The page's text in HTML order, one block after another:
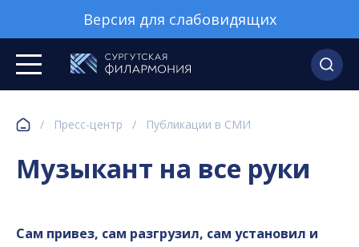
Версия для слабовидящих
/ Пресс-центр / Публикации в СМИ
Музыкант на все руки
Сам привез, сам разгрузил, сам установил и